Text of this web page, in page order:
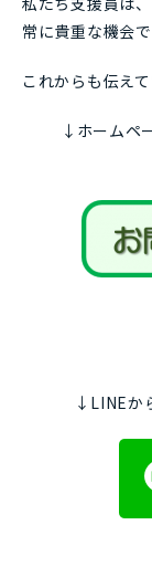
常に貴重な機会
これからも伝え
↓ホームペ
↓LINEか